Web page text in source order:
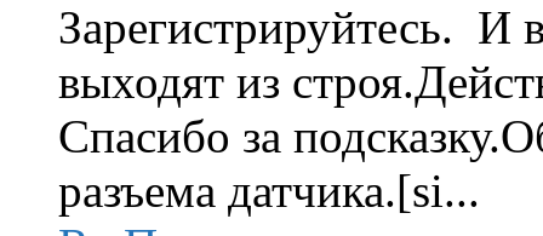
Зарегистрируйтесь. И
выходят из
Спасибо за
разъема датчика.[si...